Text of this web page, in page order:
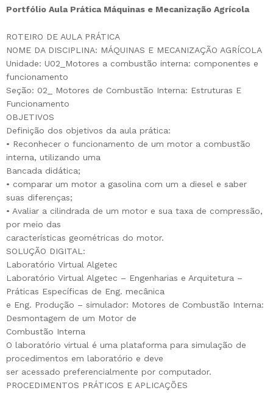
Portfólio Aula Prática Máquinas e Mecanização Agrícola
ROTEIRO DE AULA PRÁTICA
NOME DA DISCIPLINA: MÁQUINAS E MECANIZAÇÃO AGRÍCOLA
Unidade: U02_Motores a combustão interna: componentes e
funcionamento
Seção: 02_ Motores de Combustão Interna: Estruturas E
Funcionamento
OBJETIVOS
Definição dos objetivos da aula prática:
• Reconhecer o funcionamento de um motor a combustão
interna, utilizando uma
Bancada didática;
• comparar um motor a gasolina com um a diesel e saber
suas diferenças;
• Avaliar a cilindrada de um motor e sua taxa de compressão,
por meio das
características geométricas do motor.
SOLUÇÃO DIGITAL:
Laboratório Virtual Algetec
Laboratório Virtual Algetec – Engenharias e Arquitetura –
Práticas Específicas de Eng. mecânica
e Eng. Produção – simulador: Motores de Combustão Interna:
Desmontagem de um Motor de
Combustão Interna
O laboratório virtual é uma plataforma para simulação de
procedimentos em laboratório e deve
ser acessado preferencialmente por computador.
PROCEDIMENTOS PRÁTICOS E APLICAÇÕES